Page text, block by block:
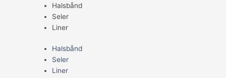
Halsbånd
Seler
Liner
Halsbånd
Seler
Liner